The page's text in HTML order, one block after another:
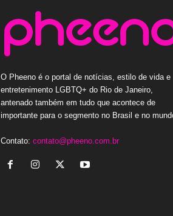
O Pheeno é o portal de notícias, estilo de vida e
entretenimento LGBTQ+ do Rio de Janeiro,
antenado também em tudo que acontece de
importante para o segmento no Brasil e no
Contato: contato@pheeno.com.br